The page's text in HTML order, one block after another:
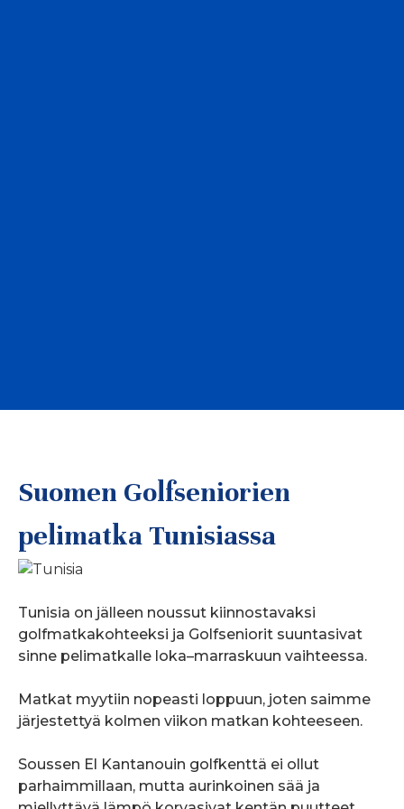
Suomen Golfseniorien
pelimatka Tunisiassa
Tunisia on jälleen noussut kiinnostavaksi
golfmatkakohteeksi ja Golfseniorit suuntasivat
sinne pelimatkalle loka–marraskuun vaihteessa.
Matkat myytiin nopeasti loppuun, joten saimme
järjestettyä kolmen viikon matkan kohteeseen.
Soussen El Kantanouin golfkenttä ei ollut
parhaimmillaan, mutta aurinkoinen sää ja